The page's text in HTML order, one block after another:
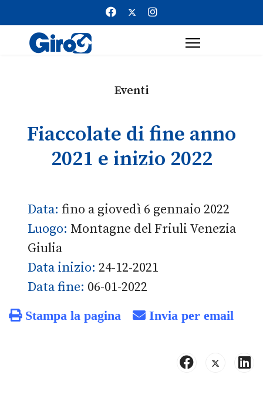
Eventi
Fiaccolate di fine anno
2021 e inizio 2022
Data: fino a giovedì 6 gennaio 2022
Luogo: Montagne del Friuli Venezia
Giulia
Data inizio: 24-12-2021
Data fine: 06-01-2022
Stampa la pagina Invia per email